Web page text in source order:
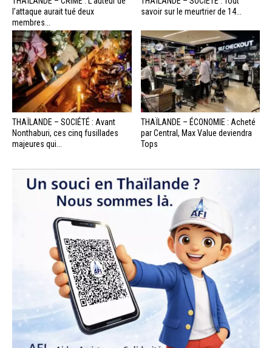
l’attaque aurait tué deux
membres...
savoir sur le meurtrier de 14...
THAÏLANDE – SOCIÉTÉ : Avant
Nonthaburi, ces cinq fusillades
majeures qui...
THAÏLANDE – ÉCONOMIE : Acheté
par Central, Max Value deviendra
Tops